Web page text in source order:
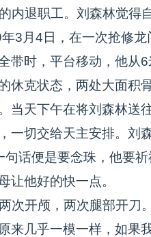
内退职工。刘森林觉得
3月4日，在一次抢修
带时，平台移动，他从
休克状态，两处大面积
当天下午在将刘森林送
一切交给天主安排。刘
话便是要念珠，他要
让他好的快一点。
开颅，两次腿部开刀
来几乎一模一样，如果